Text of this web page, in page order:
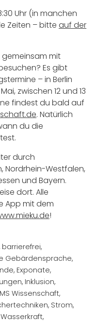
Uhr (in manchen
Zeiten – bitte auf der
mit
Es gibt
– in Berlin
zwischen 12 und 13
findest du bald auf
. Natürlich
du die
durch
Nordrhein-Westfalen,
und Bayern.
dort. Alle
App mit dem
!
barrierefrei,
Gebärdensprache,
, Exponate,
, Inklusion,
MS Wissenschaft,
, Strom,
Wasserkraft,